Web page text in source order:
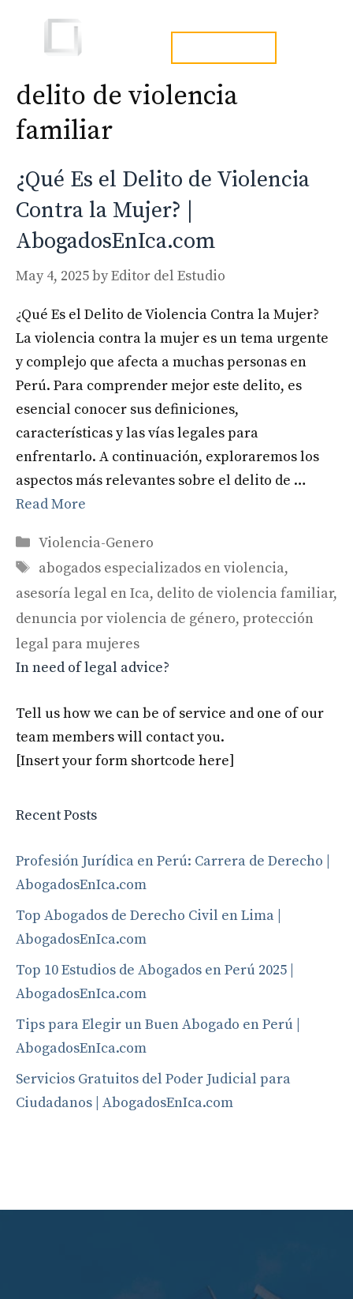
content
delito de violencia
familiar
¿Qué Es el Delito de Violencia
Contra la Mujer? |
AbogadosEnIca.com
May 4, 2025byEditor del Estudio
¿Qué Es el Delito de Violencia Contra la Mujer?
La violencia contra la mujer es un tema urgente
y complejo que afecta a muchas personas en
Perú. Para comprender mejor este delito, es
esencial conocer sus definiciones,
características y las vías legales para
enfrentarlo. A continuación, exploraremos los
aspectos más relevantes sobre el delito de …
Read More
Categories
Violencia-Genero
Tags
abogados especializados en violencia,
asesoría legal en Ica, delito de violencia familiar,
denuncia por violencia de género, protección
legal para mujeres
In need of legal advice?
Tell us how we can be of service and one of our
team members will contact you.
[Insert your form shortcode here]
Recent Posts
Profesión Jurídica en Perú: Carrera de Derecho |
AbogadosEnIca.com
Top Abogados de Derecho Civil en Lima |
AbogadosEnIca.com
Top 10 Estudios de Abogados en Perú 2025 |
AbogadosEnIca.com
Tips para Elegir un Buen Abogado en Perú |
AbogadosEnIca.com
Servicios Gratuitos del Poder Judicial para
Ciudadanos | AbogadosEnIca.com